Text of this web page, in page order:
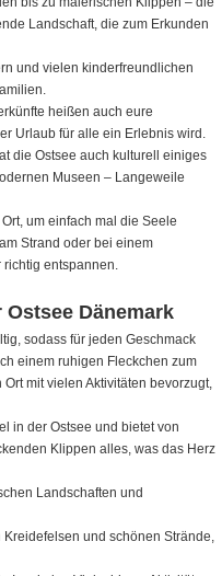
Landschaft, die zum Erkunden
und vielen kinderfreundlichen
heißen auch eure
Urlaub für alle ein Erlebnis wird.
die Ostsee auch kulturell einiges
Museen – Langeweile
um einfach mal die Seele
Strand oder bei einem
entspannen.
Ostsee Dänemark
sodass für jeden Geschmack
einem ruhigen Fleckchen zum
mit vielen Aktivitäten bevorzugt,
in der Ostsee und bietet von
Klippen alles, was das Herz
Landschaften und
und schönen Strände,